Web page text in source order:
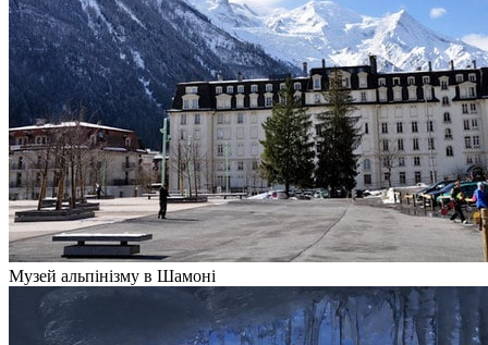
Музей альпінізму в Шамоні